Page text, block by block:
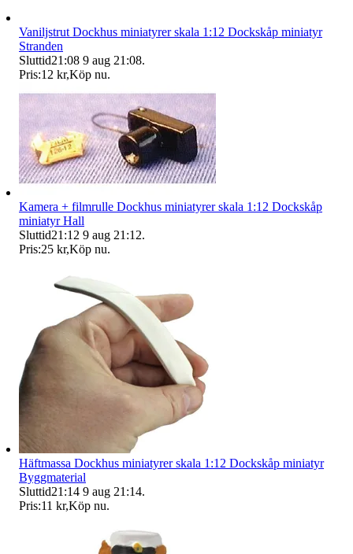
Vaniljstrut Dockhus miniatyrer skala 1:12 Dockskåp miniatyr
Stranden
Sluttid21:08 9 aug 21:08.
Pris:12 kr,Köp nu.
Kamera + filmrulle Dockhus miniatyrer skala 1:12 Dockskåp
miniatyr Hall
Sluttid21:12 9 aug 21:12.
Pris:25 kr,Köp nu.
Häftmassa Dockhus miniatyrer skala 1:12 Dockskåp miniatyr
Byggmaterial
Sluttid21:14 9 aug 21:14.
Pris:11 kr,Köp nu.